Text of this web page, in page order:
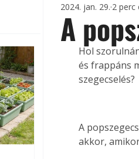
A
2024. jan. 29. 2 perc
Hol
és frappáns
szegecselés?
A
akkor,